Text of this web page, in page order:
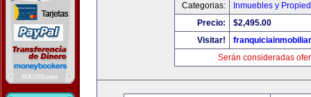
Categorias:
Inmuebles y
Precio:
$2,495.00
Visitar!
Serán consideradas